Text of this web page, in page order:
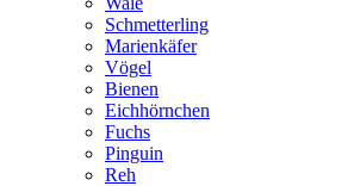
Schmetterling
Marienkäfer
Vögel
Bienen
Eichhörnchen
Fuchs
Pinguin
Reh